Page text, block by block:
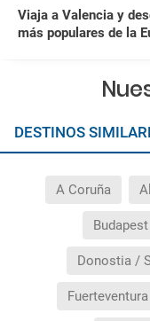
Viaja a Valencia y
más populares de la
Si tengo los
¿Incluye algún
¿Cuáles son las
país si viajo a
¿Qué hago si el
al hotel o viceversa
DESTINOS
A Coruña
Budapest
Donostia /
Fuerteventura